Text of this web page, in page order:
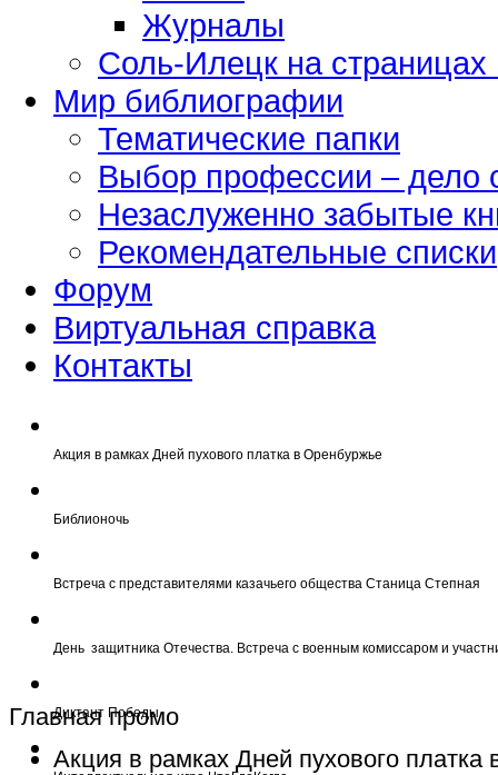
Журналы
Соль-Илецк на
Мир библиографии
Тематические папки
Выбор профессии – дело
Незаслуженно забытые
Рекомендательные списки
Форум
Виртуальная справка
Контакты
Акция в рамках Дней пухового платка в Оренбуржье
Библионочь
Встреча с представителями казачьего общества Станица Степная
День защитника Отечества. Встреча с военным комиссаром и
Диктант Победы
Главная промо
Акция в рамках Дней пухового платка